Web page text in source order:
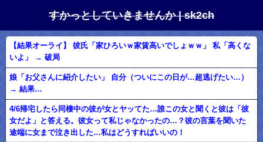
すかっとしていきませんか | sk2ch
【結果オーライ】 彼氏「家ひろいｗ家賃高いでしょｗｗ」 私「高くな
いよ」 → 破局
娘「お父さんに紹介したい」 自分（ついにこの日が…超逃げたい…）
→ 結果…
4/6帰宅したら同棲中の彼が女とヤッてた…誰この女と聞くと彼は「彼
女だよ」と答える。彼女って私じゃなかったの…？彼の言葉を聞いた
途端に女まで泣き出した…私はどうすればいいの！